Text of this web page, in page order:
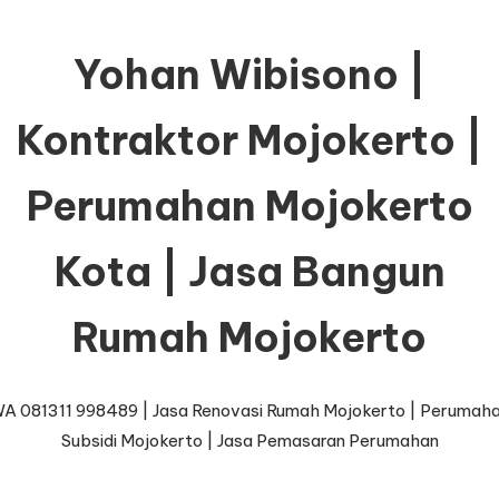
Yohan Wibisono |
Kontraktor Mojokerto |
Perumahan Mojokerto
Kota | Jasa Bangun
Rumah Mojokerto
081311 998489 | Jasa Renovasi Rumah Mojokerto |
Subsidi Mojokerto | Jasa Pemasaran Perumahan